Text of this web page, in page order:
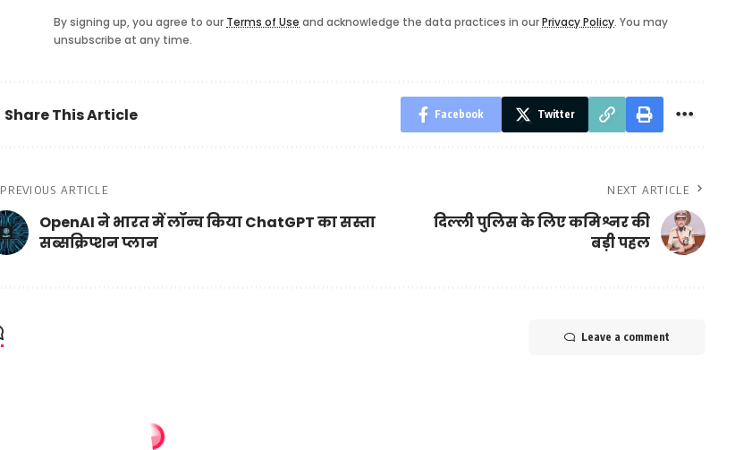
By signing up, you agree to our Terms of Use and acknowledge the data practices in ourPrivacy Policy. You may
unsubscribe at any time.
Share This Article Facebook Twitter
PREVIOUS ARTICLE
OpenAI ने भारत में लॉन्च किया ChatGPT का सस्ता
सब्सक्रिप्शन प्लान
NEXT ARTICLE
दिल्ली पुलिस के लिए कमिश्नर की
बड़ी पहल
Leave a comment